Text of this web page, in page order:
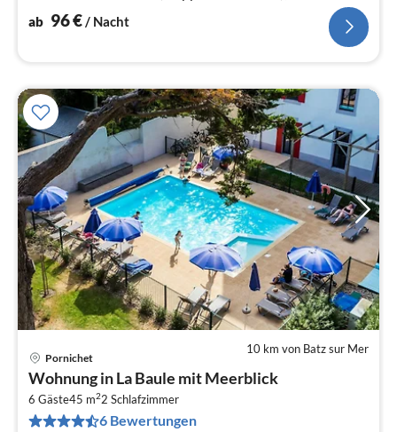
Schlafzimmer(Doppelbett oder 2 Einzelbetten)
ab 96€/ Nacht
10 km von Batz sur Mer
Pornichet
Wohnung in La Baule mit Meerblick
6 Gäste45 m22 Schlafzimmer
6 Bewertungen